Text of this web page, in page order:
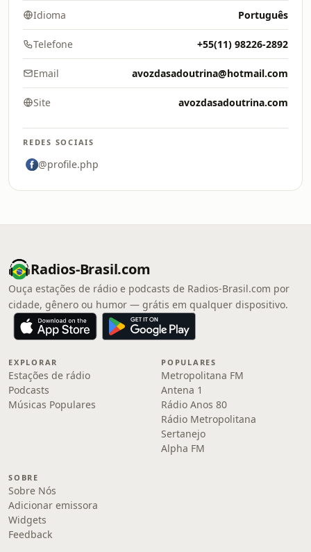
Idioma Português
Telefone +55(11) 98226-2892
Email avozdasadoutrina@hotmail.com
Site avozdasadoutrina.com
REDES SOCIAIS
@profile.php
Radios-Brasil.com
Ouça estações de rádio e podcasts de Radios-Brasil.com por
cidade, gênero ou humor — grátis em qualquer dispositivo.
EXPLORAR
Estações de rádio
Podcasts
Músicas Populares
POPULARES
Metropolitana FM
Antena 1
Rádio Anos 80
Rádio Metropolitana
Sertanejo
Alpha FM
SOBRE
Sobre Nós
Adicionar emissora
Widgets
Feedback